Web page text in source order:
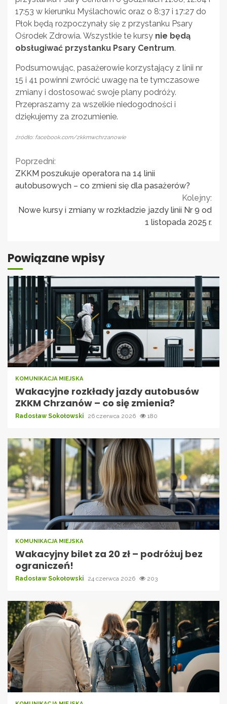
17:53 w kierunku Myślachowic oraz o 8:37 i 17:27 do
Płok będą rozpoczynały się z przystanku Psary
Ośrodek Zdrowia. Wszystkie te kursy nie będą
obsługiwać przystanku Psary Centrum.
Podsumowując, pasażerowie korzystający z linii nr
15 i 41 powinni zwrócić uwagę na te tymczasowe
zmiany i dostosować swoje plany podróży.
Przepraszamy za wszelkie niedogodności i
dziękujemy za zrozumienie.
źródło: facebook.com/zkkmwchrzanowie
Continue
Reading
Poprzedni:
ZKKM poszukuje operatora na 14 linii
autobusowych – co zmieni się dla pasażerów?
Kolejny:
Nowe kursy i zmiany w rozkładzie jazdy linii Nr 9 od
1 listopada 2025 r.
Powiązane wpisy
KOMUNIKACJA MIEJSKA
Wakacyjne rozkłady jazdy autobusów
ZKKM Chrzanów – co się zmienia?
Radosław Sokołowski 26 czerwca 2026 180
KOMUNIKACJA MIEJSKA
Wakacyjny bilet za 20 zł – podróżuj bez
ograniczeń!
Radosław Sokołowski 24 czerwca 2026 203